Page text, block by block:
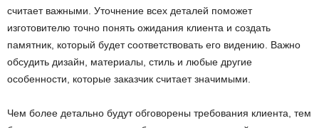
считает важными. Уточнение всех деталей поможет
изготовителю точно понять ожидания клиента и создать
памятник, который будет соответствовать его видению. Важно
обсудить дизайн, материалы, стиль и любые другие
особенности, которые заказчик считает значимыми.
Чем более детально будут обговорены требования клиента, тем